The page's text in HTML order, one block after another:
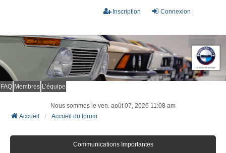
Connexion
Inscription
FAQ Membres L’équipe
Nous sommes le ven. août 07, 2026 11:08 am
Accueil
Accueil du forum
Communications Importantes